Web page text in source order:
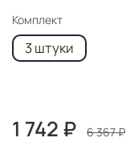
Комплект
3 штуки
1 742 ₽ 6 367 ₽